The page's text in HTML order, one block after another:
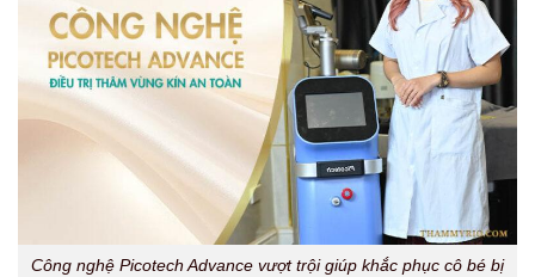
Công nghệ Picotech Advance vượt trội giúp khắc phục cô bé bị